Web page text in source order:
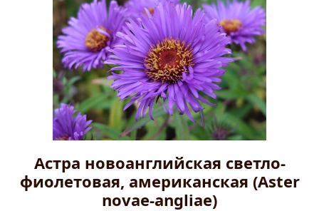
Астра новоанглийская светло-
фиолетовая, американская (Aster
novae-angliae)